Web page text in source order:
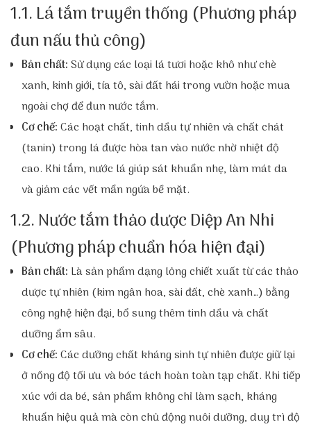
1.1. Lá tắm truyền thống (Phương pháp
đun nấu thủ công)
Bản chất:Sử dụng các loại lá tươi hoặc khô như chè
xanh, kinh giới, tía tô, sài đất hái trong vườn hoặc mua
ngoài chợ để đun nước tắm.
Cơ chế:Các hoạt chất, tinh dầu tự nhiên và chất chát
(tanin) trong lá được hòa tan vào nước nhờ nhiệt độ
cao. Khi tắm, nước lá giúp sát khuẩn nhẹ, làm mát da
và giảm các vết mẩn ngứa bề mặt.
1.2. Nước tắm thảo dược Diệp An Nhi
(Phương pháp chuẩn hóa hiện đại)
Bản chất: Là sản phẩm dạng lỏng chiết xuất từ các thảo
dược tự nhiên (kim ngân hoa, sài đất, chè xanh…) bằng
công nghệ hiện đại, bổ sung thêm tinh dầu và chất
dưỡng ẩm sâu.
Cơ chế:Các dưỡng chất kháng sinh tự nhiên được giữ lại
ở nồng độ tối ưu và bóc tách hoàn toàn tạp chất. Khi tiếp
xúc với da bé, sản phẩm không chỉ làm sạch, kháng
khuẩn hiệu quả mà còn chủ động nuôi dưỡng, duy trì độ